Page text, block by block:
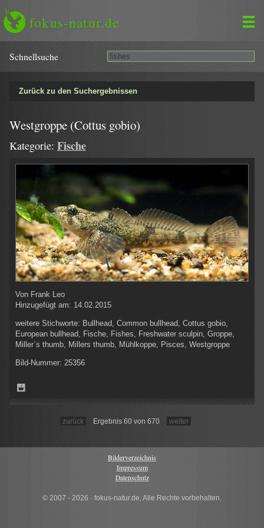
fokus-natur.de
Schnell­suche
Zurück zu den Suchergebnissen
Westgroppe (Cottus gobio)
Kategorie: Fische
Von Frank Leo
Hinzugefügt am: 14.02.2015
weitere Stichworte: Bullhead, Common bullhead, Cottus gobio,
European bullhead, Fische, Fishes, Freshwater sculpin, Groppe,
Miller`s thumb, Millers thumb, Mühlkoppe, Pisces, Westgroppe
Bild-Nummer: 25356
zurück Ergebnis 60 von 670 weiter
Bilderverzeichnis
Impressum
Datenschutz
© 2007 - 2026 · fokus-natur.de, Alle Rechte vorbehalten.